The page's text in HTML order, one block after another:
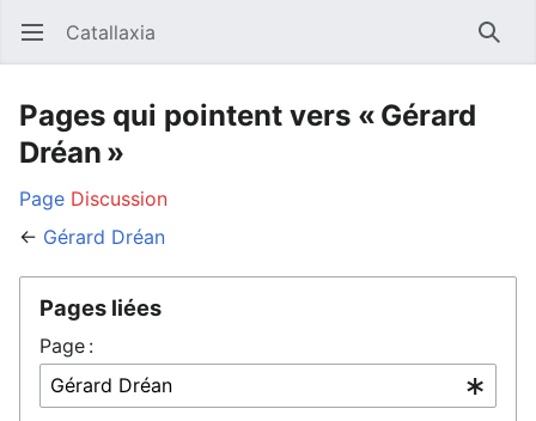
Ouvrir le menu principal Catallaxia
Pages qui pointent vers « Gérard
Dréan »
Page Discussion
← Gérard Dréan
Pages liées
Page :